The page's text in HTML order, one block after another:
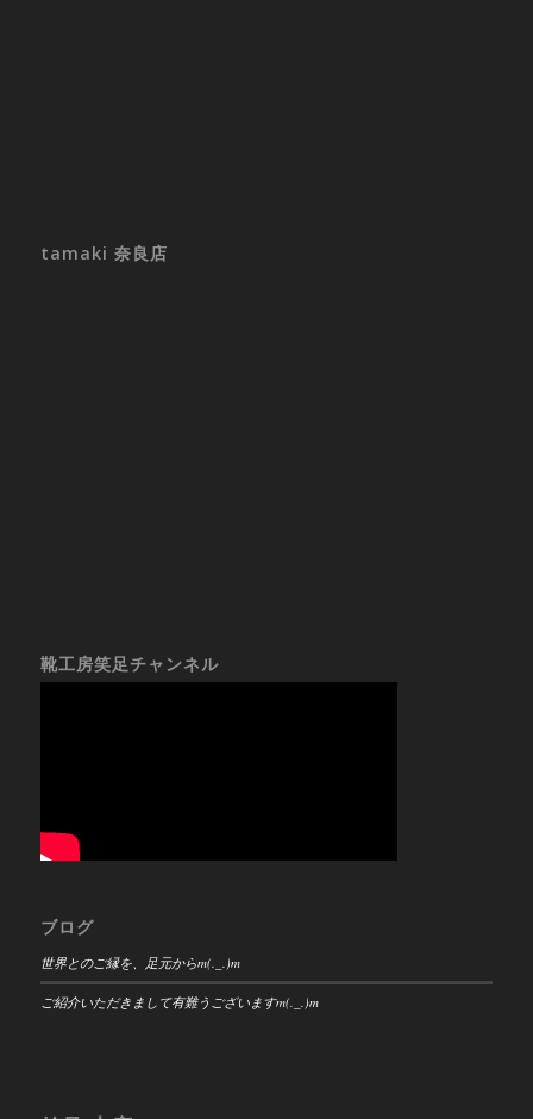
tamaki 奈良店
靴工房笑足チャンネル
ブログ
世界とのご縁を、足元からm(._.)m
ご紹介いただきまして有難うございますm(._.)m